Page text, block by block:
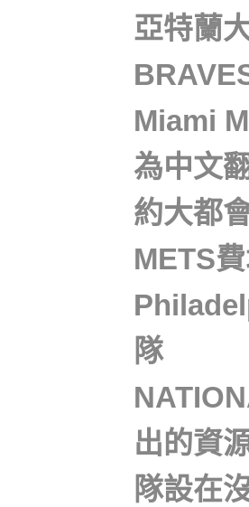
亞特
Miami
為中文
約大
隊 Ｗ
出的資
隊設在